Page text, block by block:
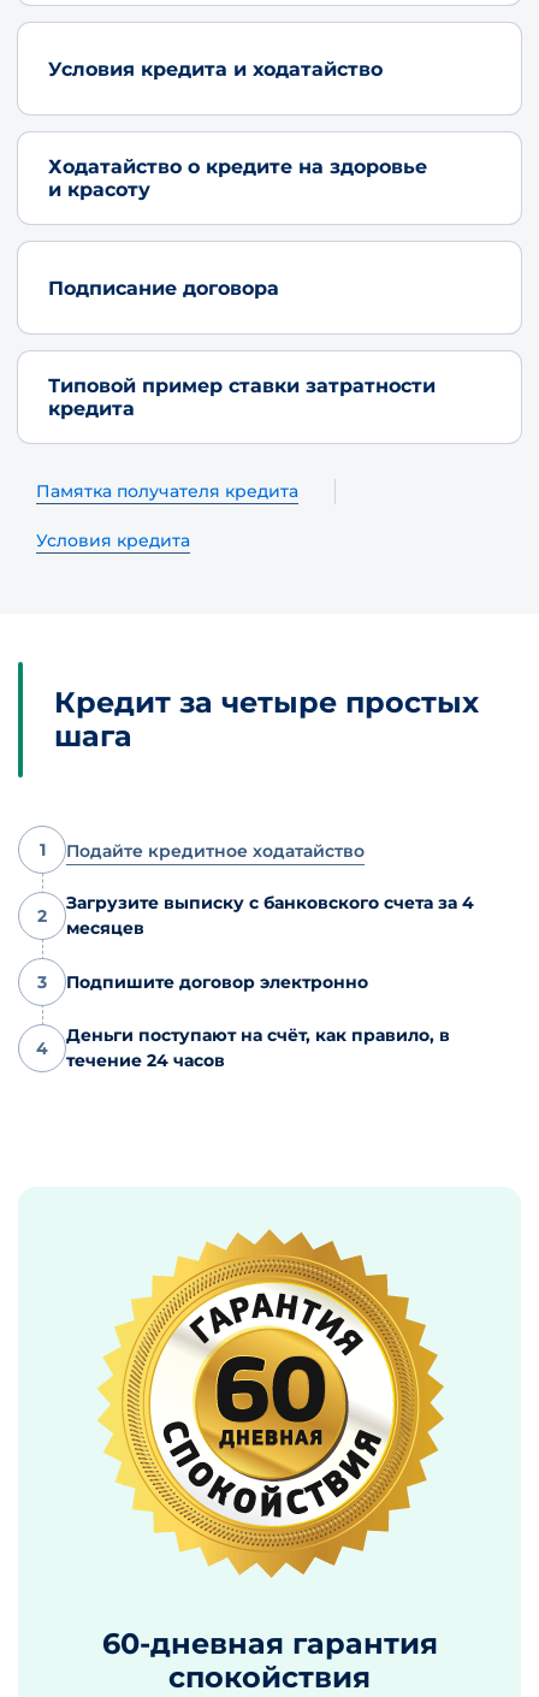
Условия кредита и ходатайство
Ходатайство о кредите на здоровье
и красоту
Подписание договора
Типовой пример ставки затратности
кредита
Памятка получателя кредита
Условия кредита
Кредит за четыре простых
шага
1
2
3
4
Подайте кредитное ходатайство
Загрузите выписку с банковского счета за 4
месяцев
Подпишите договор электронно
Деньги поступают на счёт, как правило, в
течение 24 часов
60-дневная гарантия
спокойствия